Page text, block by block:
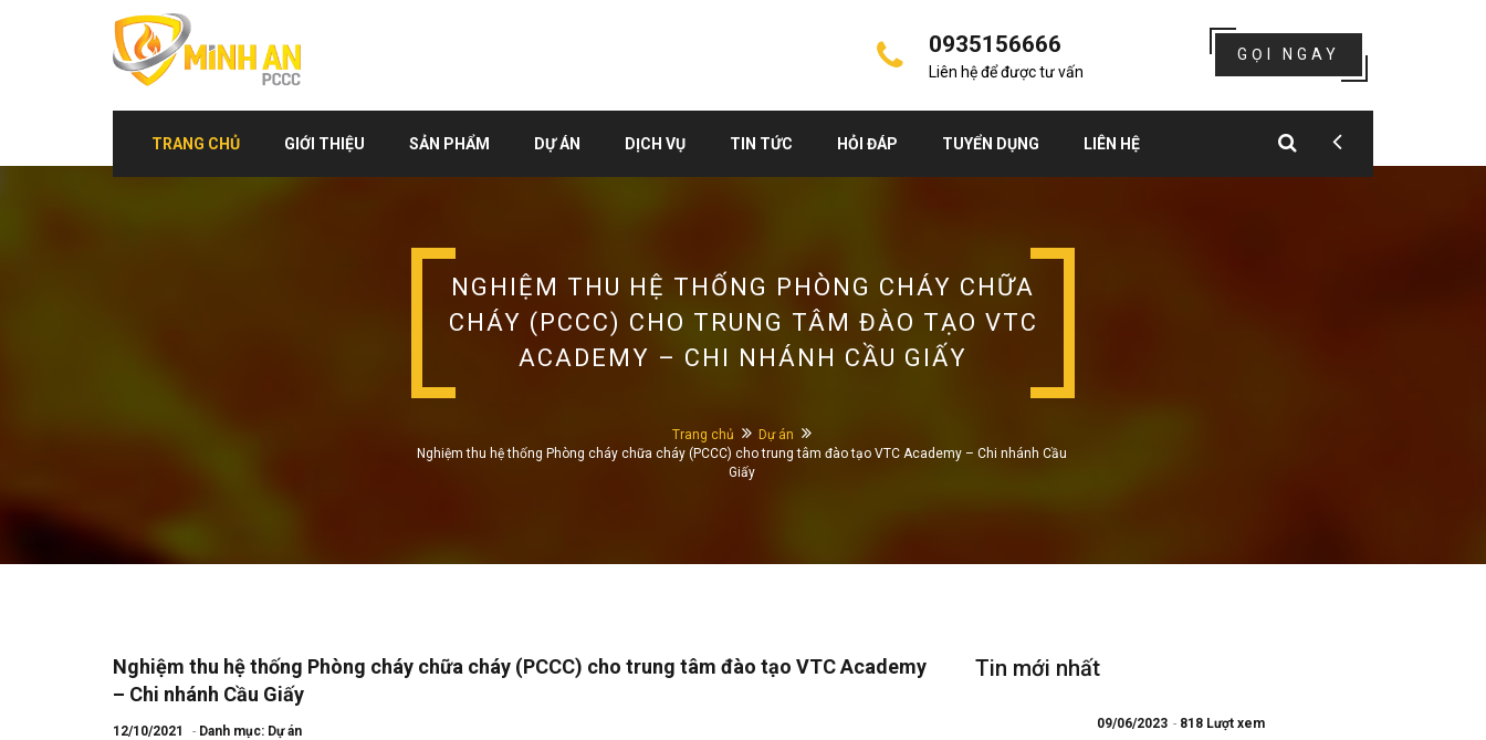
0935156666
Liên hệ để được tư vấn
GỌI NGAY
TRANG CHỦ GIỚI THIỆU SẢN PHẨM DỰ ÁN DỊCH VỤ TIN TỨC HỎI ĐÁP TUYỂN DỤNG LIÊN HỆ
NGHIỆM THU HỆ THỐNG PHÒNG CHÁY CHỮA
CHÁY (PCCC) CHO TRUNG TÂM ĐÀO TẠO VTC
ACADEMY – CHI NHÁNH CẦU GIẤY
Trang chủ
Dự án
Nghiệm thu hệ thống Phòng cháy chữa cháy (PCCC) cho trung tâm đào tạo VTC Academy – Chi nhánh Cầu
Giấy
Nghiệm thu hệ thống Phòng cháy chữa cháy (PCCC) cho trung tâm đào tạo VTC Academy
– Chi nhánh Cầu Giấy
12/10/2021 Danh mục: Dự án
Tin mới nhất
09/06/2023 818 Lượt xem